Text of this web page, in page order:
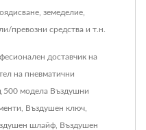
земеделие,
превозни средства и т.н.
доставчик на
на пневматични
500 модела Въздушни
Въздушен ключ,
шлайф, Въздушен